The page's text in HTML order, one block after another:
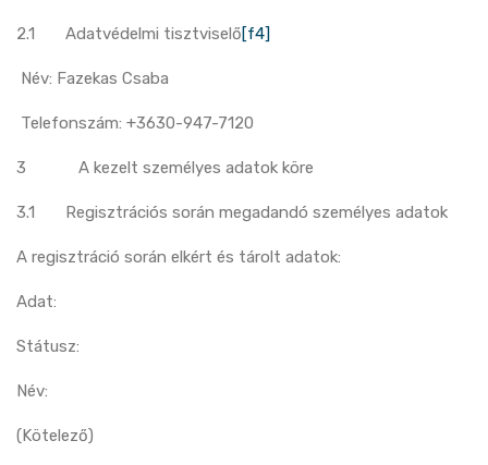
2.1 Adatvédelmi tisztviselő[f4]
Név: Fazekas Csaba
Telefonszám: +3630-947-7120
3 A kezelt személyes adatok köre
3.1 Regisztrációs során megadandó személyes adatok
A regisztráció során elkért és tárolt adatok:
Adat:
Státusz:
Név:
(Kötelező)